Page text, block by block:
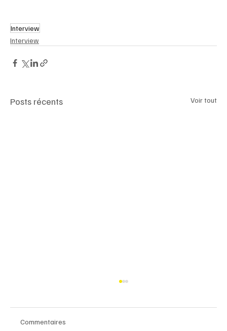
Interview
Interview
Posts récents Voir tout
Commentaires